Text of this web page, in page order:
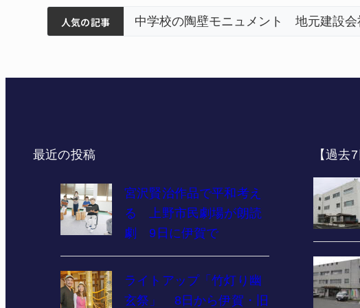
人気の記事
ィアで清掃 伊賀 名張市立病院のDMAT、熊本地震の被
最近の投稿
宮沢賢治作品で平和考え
る 上野市民劇場が朗読
劇 9日に伊賀で
ライトアップ「竹灯り幽
玄祭」 8日から伊賀・旧
【過去